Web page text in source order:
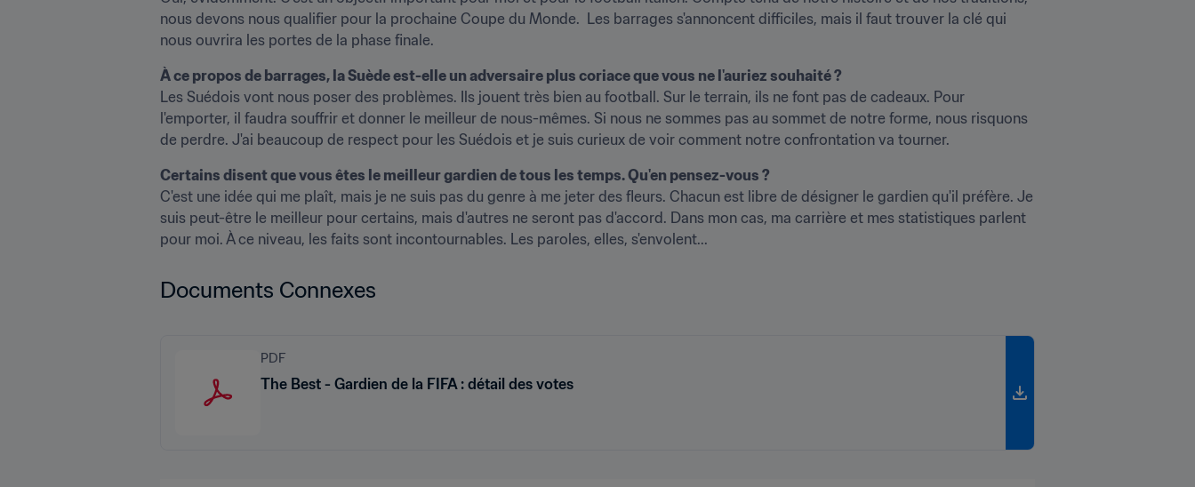
nous devons nous qualifier pour la prochaine Coupe du Monde.  Les barrages s'annoncent difficiles, mais il faut trouver la clé qui
nous ouvrira les portes de la phase finale.
À ce propos de barrages, la Suède est-elle un adversaire plus coriace que vous ne l'auriez souhaité ?
Les Suédois vont nous poser des problèmes. Ils jouent très bien au football. Sur le terrain, ils ne font pas de cadeaux. Pour
l'emporter, il faudra souffrir et donner le meilleur de nous-mêmes. Si nous ne sommes pas au sommet de notre forme, nous risquons
de perdre. J'ai beaucoup de respect pour les Suédois et je suis curieux de voir comment notre confrontation va tourner.
Certains disent que vous êtes le meilleur gardien de tous les temps. Qu'en pensez-vous ?
C'est une idée qui me plaît, mais je ne suis pas du genre à me jeter des fleurs. Chacun est libre de désigner le gardien qu'il préfère. Je
suis peut-être le meilleur pour certains, mais d'autres ne seront pas d'accord. Dans mon cas, ma carrière et mes statistiques parlent
pour moi. À ce niveau, les faits sont incontournables. Les paroles, elles, s'envolent...
Documents Connexes
PDF
The Best - Gardien de la FIFA : détail des votes